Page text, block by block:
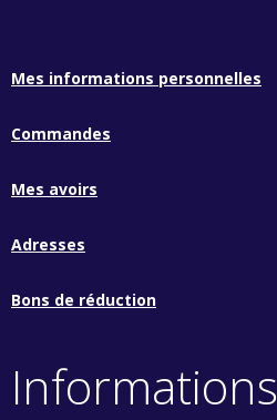
Mes informations personnelles
Commandes
Mes avoirs
Adresses
Bons de réduction
Informations